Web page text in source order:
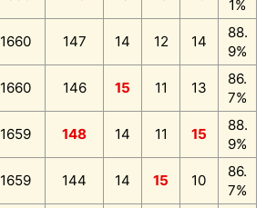
1%
1660 147 14 12 14
88.
9%
1660 146 15 11 13
86.
7%
1659 148 14 11 15
88.
9%
1659 144 14 15 10
86.
7%